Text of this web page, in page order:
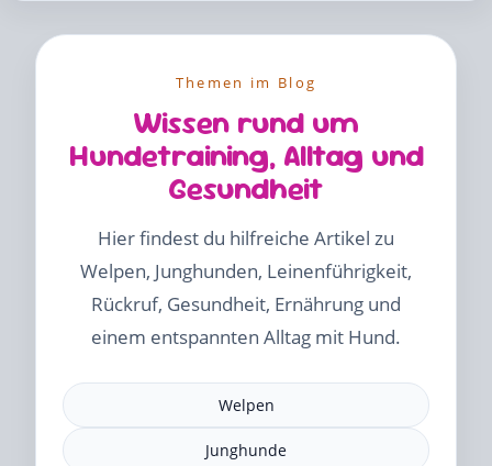
Themen im Blog
Wissen rund um
Hundetraining, Alltag und
Gesundheit
Hier findest du hilfreiche Artikel zu
Welpen, Junghunden, Leinenführigkeit,
Rückruf, Gesundheit, Ernährung und
einem entspannten Alltag mit Hund.
Welpen
Junghunde